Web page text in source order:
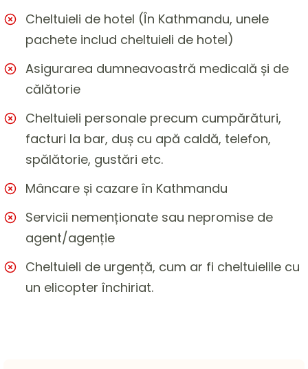
Cheltuieli de hotel (În Kathmandu, unele
pachete includ cheltuieli de hotel)
Asigurarea dumneavoastră medicală și de
călătorie
Cheltuieli personale precum cumpărături,
facturi la bar, duș cu apă caldă, telefon,
spălătorie, gustări etc.
Mâncare și cazare în Kathmandu
Servicii nemenționate sau nepromise de
agent/agenție
Cheltuieli de urgență, cum ar fi cheltuielile cu
un elicopter închiriat.